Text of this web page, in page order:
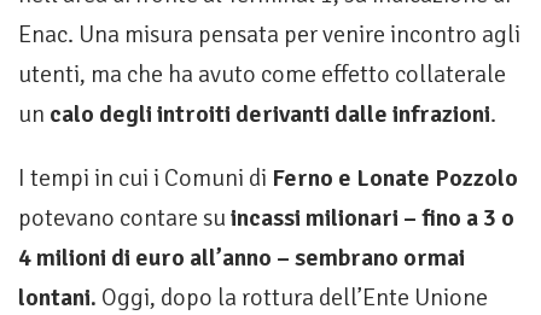
Enac. Una misura pensata per venire incontro agli
utenti, ma che ha avuto come effetto collaterale
un calo degli introiti derivanti dalle infrazioni.
I tempi in cui i Comuni di Ferno e Lonate Pozzolo
potevano contare su incassi milionari – fino a 3 o
4 milioni di euro all’anno – sembrano ormai
lontani. Oggi, dopo la rottura dell’Ente Unione